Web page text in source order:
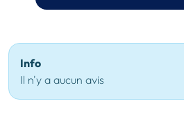
Info
Il n'y a aucun avis